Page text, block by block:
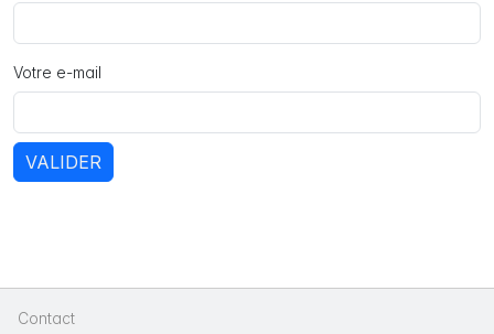
Votre e-mail
VALIDER
Contact